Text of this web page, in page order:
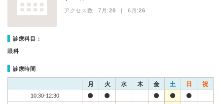
アクセス数 7月:20 | 6月:26
診療科目：
眼科
診療時間
月 火 水 木 金 土 日 祝
10:30-12:30